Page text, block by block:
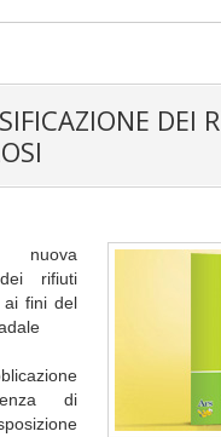
DEI
rifiuti
ai fini del
di